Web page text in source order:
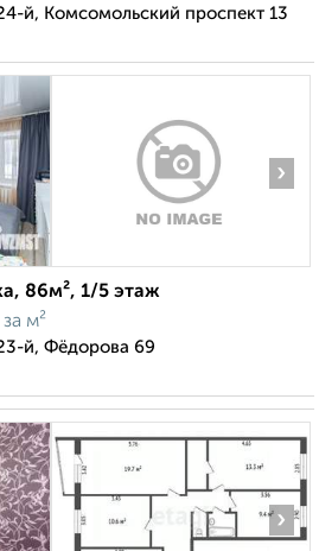
й, Комсомольский проспект 13
›
86м², 1/5 этаж
за м²
й, Фёдорова 69
›